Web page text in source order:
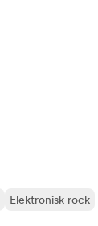
Elektronisk rock